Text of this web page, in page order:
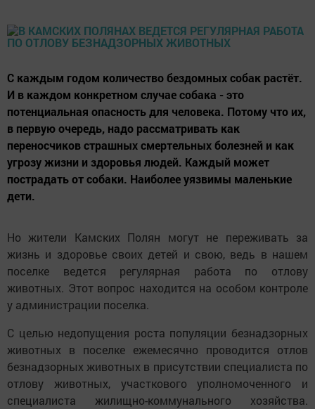
С каждым годом количество бездомных собак растёт.
И в каждом конкретном случае собака - это
потенциальная опасность для человека. Потому что их,
в первую очередь, надо рассматривать как
переносчиков страшных смертельных болезней и как
угрозу жизни и здоровья людей. Каждый может
пострадать от собаки. Наиболее уязвимы маленькие
дети.
Но жители Камских Полян могут не переживать за
жизнь и здоровье своих детей и свою, ведь в нашем
поселке ведется регулярная работа по отлову
животных. Этот вопрос находится на особом контроле
у администрации поселка.
С целью недопущения роста популяции безнадзорных
животных в поселке ежемесячно проводится отлов
безнадзорных животных в присутствии специалиста по
отлову животных, участкового уполномоченного и
специалиста жилищно-коммунального хозяйства.